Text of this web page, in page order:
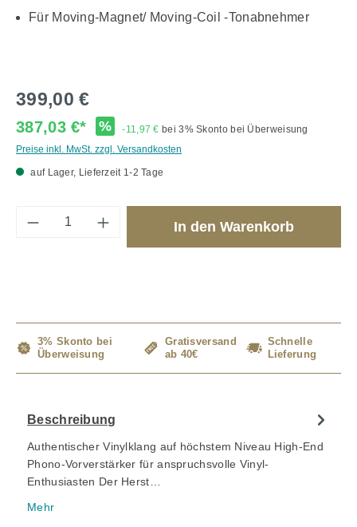
Für Moving-Magnet/ Moving-Coil -Tonabnehmer
399,00 €
387,03 €* % -11,97 € bei 3% Skonto bei Überweisung
Preise inkl. MwSt. zzgl. Versandkosten
auf Lager, Lieferzeit 1-2 Tage
Produkt Anzahl: Gib den gewünschten
In den Warenkorb
3% Skonto bei
Überweisung
Gratisversand
ab 40€
Schnelle
Lieferung
Beschreibung
Authentischer Vinylklang auf höchstem Niveau High-End
Phono-Vorverstärker für anspruchsvolle Vinyl-
Enthusiasten Der Herst…
Mehr